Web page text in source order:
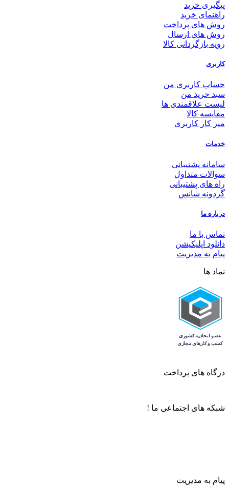
پیگیری خرید
راهنمای خرید
روش های پرداخت
روش های ارسال
رویه بازگردانی کالا
کاربری
حساب کاربری من
سبد خرید من
لیست علاقمندی ها
مقایسه کالا
میز کار کاربری
خدمات
سامانه پشتیبانی
سوالات متداول
راه های پشتیبانی
گردونه شانس
درباره ما
تماس با ما
دانلود اپلیکیشن
پیام به مدیریت
نماد ها
درگاه های پرداخت
شبکه های اجتماعی ما !
پیام به مدیریت